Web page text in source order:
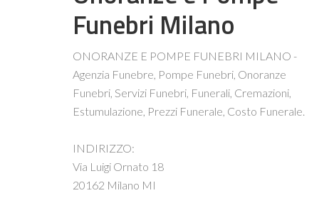
Funebri Milano
ONORANZE E POMPE FUNEBRI MILANO -
Agenzia Funebre, Pompe Funebri, Onoranze
Funebri, Servizi Funebri, Funerali, Cremazioni,
Estumulazione, Prezzi Funerale, Costo Funerale.
INDIRIZZO:
Via Luigi Ornato 18
20162 Milano MI